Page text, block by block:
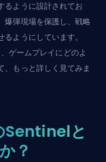
るように設計されてお
爆弾現場を保護し、戦略
ようにしています。
ゲームプレイにどのよ
、もっと詳しく見てみま
と
？